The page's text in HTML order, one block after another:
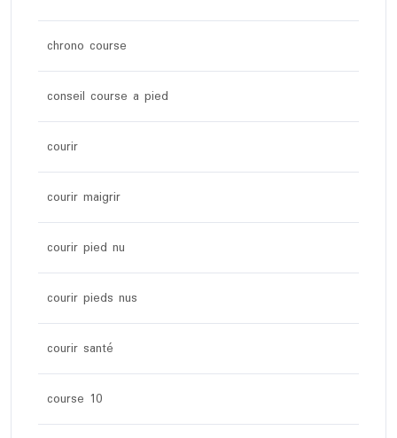
chrono course
conseil course a pied
courir
courir maigrir
courir pied nu
courir pieds nus
courir santé
course 10